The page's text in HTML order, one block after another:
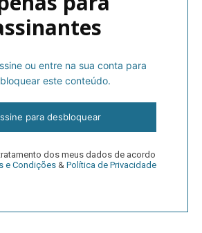
ou entre na sua conta para
este conteúdo.
para desbloquear
dos meus dados de acordo
e Condições & Política de Privacidade